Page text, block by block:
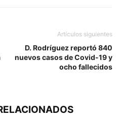
Artículos siguientes
D. Rodríguez reportó 840
nuevos casos de Covid-19 y
ocho fallecidos